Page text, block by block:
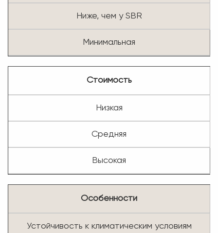
Ниже, чем у SBR
Минимальная
Стоимость
Низкая
Средняя
Высокая
Особенности
Устойчивость к климатическим условиям